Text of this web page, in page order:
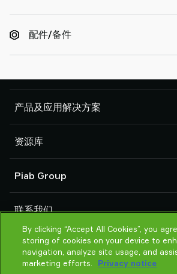
配件/备件
产品及应用解决方案
吸盘和软爪
机器人臂端工具 (EOAT) 部件
机器人和 Cobot 抓取解决方案
系统和解决方案配件
粉末和大颗粒物品真空输送机
资源库
产品在线配置
货物销售通用条款
隐私声明
Piab Group
组织结构
行为准则
Piab 新闻
联系我们
联系我们
找寻Piab 伙伴
常见问题
By clicking “Accept All Cookies”, you
storing of cookies on your device to
navigation, analyze site usage, and
marketing efforts.
Privacy notice